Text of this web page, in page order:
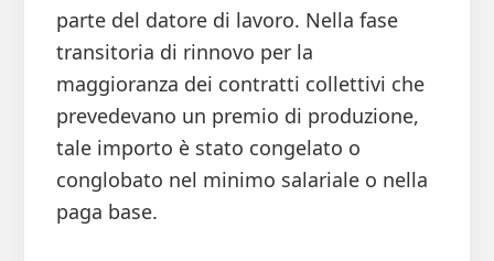
parte del datore di lavoro. Nella fase
transitoria di rinnovo per la
maggioranza dei contratti collettivi che
prevedevano un premio di produzione,
tale importo è stato congelato o
conglobato nel minimo salariale o nella
paga base.